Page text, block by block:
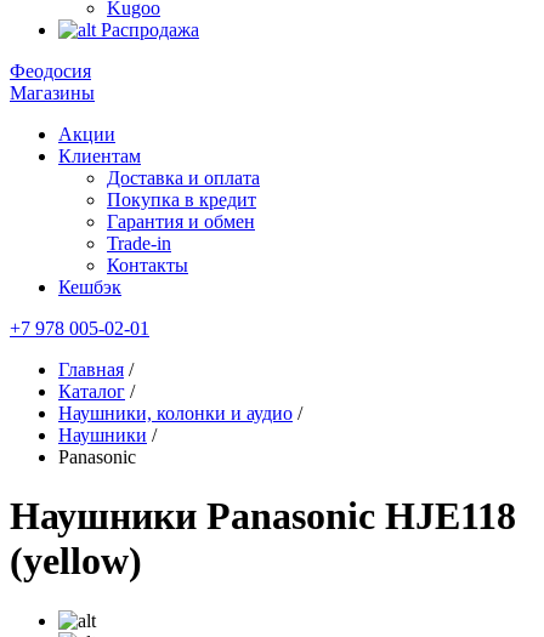
Kugoo
Распродажа
Феодосия
Магазины
Акции
Клиентам
Доставка и оплата
Покупка в кредит
Гарантия и обмен
Trade-in
Контакты
Кешбэк
+7 978 005-02-01
Главная /
Каталог /
Наушники, колонки и аудио /
Наушники /
Panasonic
Наушники Panasonic HJE118
(yellow)